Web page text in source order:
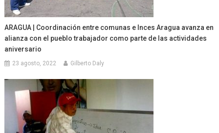
ARAGUA | Coordinación entre comunas e Inces Aragua avanza en
alianza con el pueblo trabajador como parte de las actividades
aniversario
23 agosto, 2022 Gilberto Daly